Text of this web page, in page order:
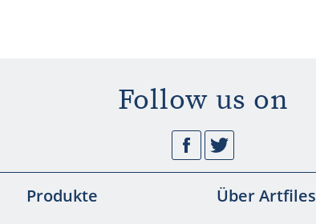
Follow us on
Produkte Über Artfiles